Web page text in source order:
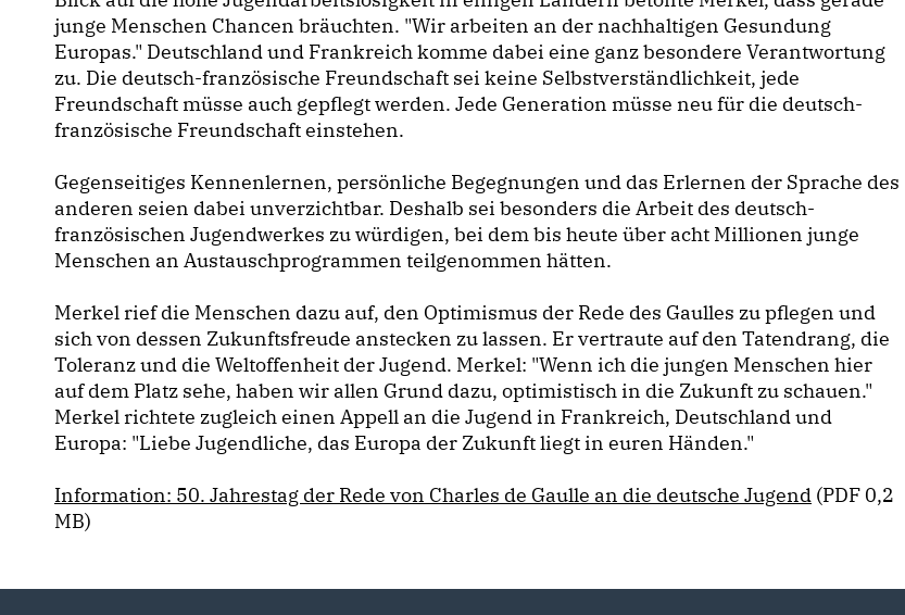
junge Menschen Chancen bräuchten. "Wir arbeiten an der nachhaltigen Gesundung
Europas." Deutschland und Frankreich komme dabei eine ganz besondere Verantwortung
zu. Die deutsch-französische Freundschaft sei keine Selbstverständlichkeit, jede
Freundschaft müsse auch gepflegt werden. Jede Generation müsse neu für die deutsch-
französische Freundschaft einstehen.
Gegenseitiges Kennenlernen, persönliche Begegnungen und das Erlernen der Sprache des
anderen seien dabei unverzichtbar. Deshalb sei besonders die Arbeit des deutsch-
französischen Jugendwerkes zu würdigen, bei dem bis heute über acht Millionen junge
Menschen an Austauschprogrammen teilgenommen hätten.
Merkel rief die Menschen dazu auf, den Optimismus der Rede des Gaulles zu pflegen und
sich von dessen Zukunftsfreude anstecken zu lassen. Er vertraute auf den Tatendrang, die
Toleranz und die Weltoffenheit der Jugend. Merkel: "Wenn ich die jungen Menschen hier
auf dem Platz sehe, haben wir allen Grund dazu, optimistisch in die Zukunft zu schauen."
Merkel richtete zugleich einen Appell an die Jugend in Frankreich, Deutschland und
Europa: "Liebe Jugendliche, das Europa der Zukunft liegt in euren Händen."
Information: 50. Jahrestag der Rede von Charles de Gaulle an die deutsche Jugend (PDF 0,2
MB)